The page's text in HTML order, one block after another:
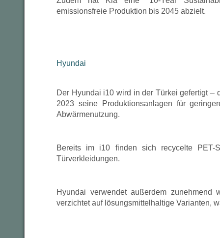
emissionsfreie Produktion bis 2045 abzielt.
Hyundai
Der Hyundai i10 wird in der Türkei gefertigt –
2023 seine Produktionsanlagen für
Abwärmenutzung.
Bereits im i10 finden sich recycelte PET-
Türverkleidungen.
Hyundai verwendet außerdem zunehmend
verzichtet auf lösungsmittelhaltige Varianten,